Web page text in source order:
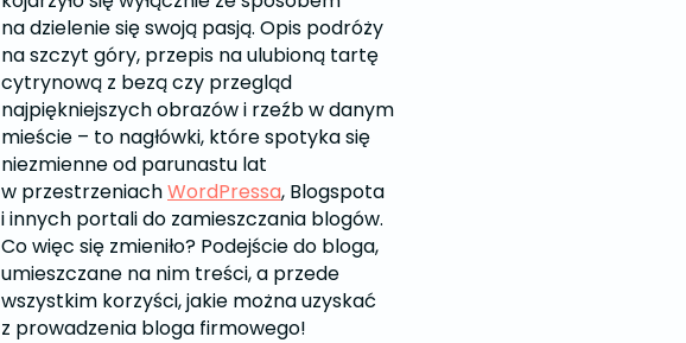
na dzielenie się swoją pasją. Opis podróży
na szczyt góry, przepis na ulubioną tartę
cytrynową z bezą czy przegląd
najpiękniejszych obrazów i rzeźb w danym
mieście – to nagłówki, które spotyka się
niezmienne od parunastu lat
w przestrzeniachWordPressa, Blogspota
i innych portali do zamieszczania blogów.
Co więc się zmieniło? Podejście do bloga,
umieszczane na nim treści, a przede
wszystkim korzyści, jakie można uzyskać
z prowadzenia bloga firmowego!